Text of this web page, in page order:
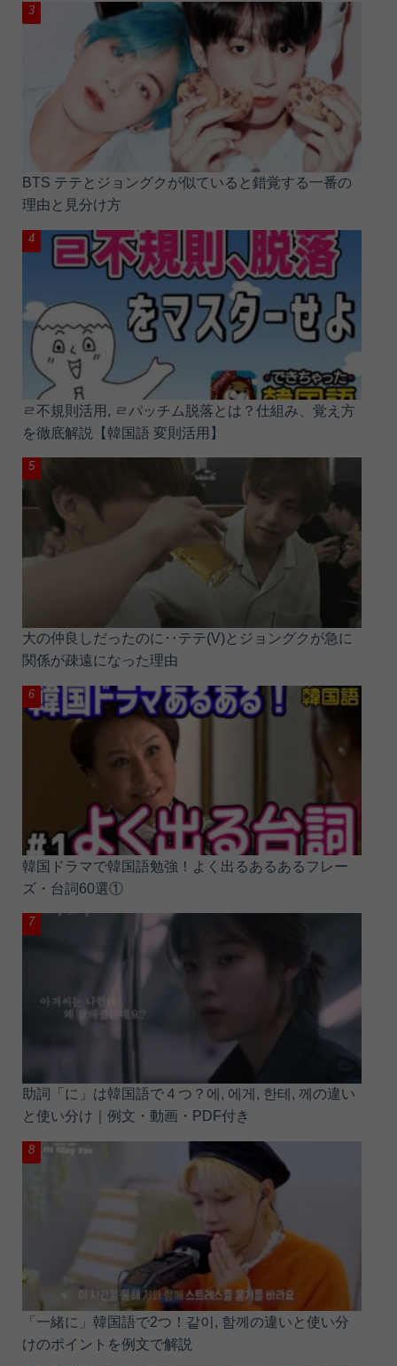
BTS テテとジョングクが似ていると錯覚する一番の
理由と見分け方
ㄹ不規則活用, ㄹパッチム脱落とは？仕組み、覚え方
を徹底解説【韓国語 変則活用】
大の仲良しだったのに‥テテ(V)とジョングクが急に
関係が疎遠になった理由
韓国ドラマで韓国語勉強！よく出るあるあるフレー
ズ・台詞60選①
助詞「に」は韓国語で４つ？에, 에게, 한테, 께の違い
と使い分け｜例文・動画・PDF付き
「一緒に」韓国語で2つ！같이, 함께の違いと使い分
けのポイントを例文で解説